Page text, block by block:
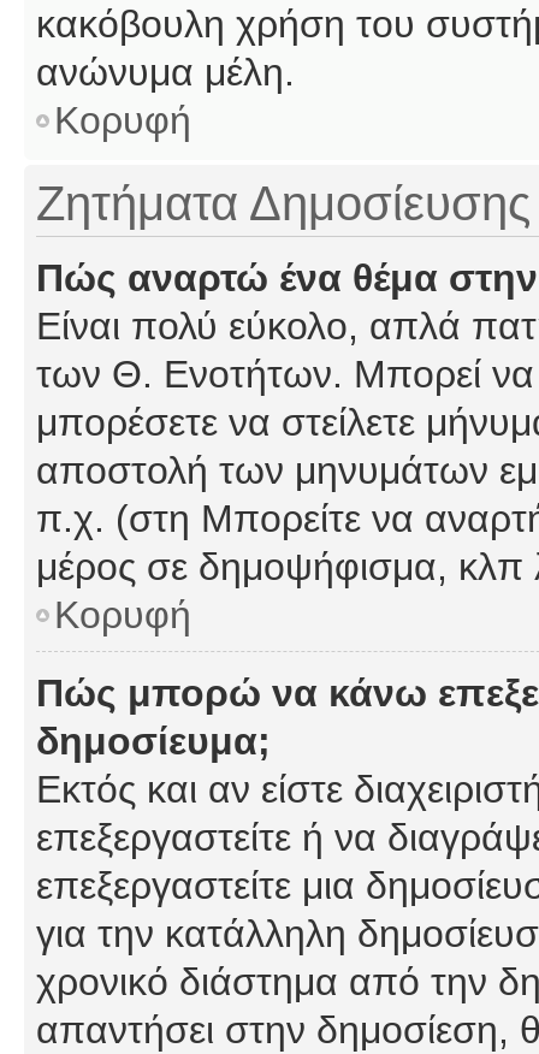
κακόβουλη χρήση του
ανώνυμα μέλη.
Κορυφή
Ζητήματα Δημοσίευσης
Πώς αναρτώ ένα θέμα
Είναι πολύ εύκολο, απλά
των Θ. Ενοτήτων. Μπορεί να
μπορέσετε να στείλετε
αποστολή των μηνυμάτων
π.χ. (στη Μπορείτε να
μέρος σε δημοψήφισμα, κλπ
Κορυφή
Πώς μπορώ να κάνω
δημοσίευμα;
Εκτός και αν είστε
επεξεργαστείτε ή να
επεξεργαστείτε μια
για την κατάλληλη
χρονικό διάστημα από την
απαντήσει στην δημοσίεση,